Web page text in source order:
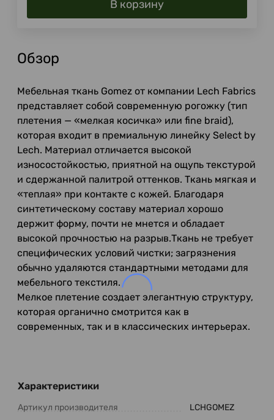
В корзину
Обзор
Мебельная ткань Gomez от компании Lech Fabrics
представляет собой современную рогожку (тип
плетения — «мелкая косичка» или fine braid),
которая входит в премиальную линейку Select by
Lech. Материал отличается высокой
износостойкостью, приятной на ощупь текстурой
и сдержанной палитрой оттенков. Ткань мягкая и
«теплая» при контакте с кожей. Благодаря
синтетическому составу материал хорошо
держит форму, почти не мнется и обладает
высокой прочностью на разрыв.Ткань не требует
специфических условий чистки; загрязнения
обычно удаляются стандартными методами для
мебельного текстиля.
Мелкое плетение создает элегантную структуру,
которая органично смотрится как в
современных, так и в классических интерьерах.
Характеристики
Артикул производителя LCHGOMEZ